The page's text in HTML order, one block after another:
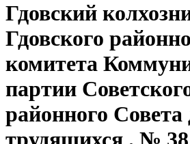
Гдовский
Гдовского
комитета
партии
районного Совета